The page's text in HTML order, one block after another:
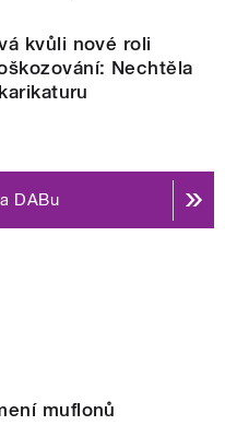
kvůli nové roli
Nechtěla
DABu
muflonů